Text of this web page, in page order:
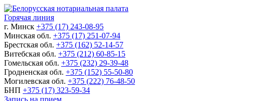
Горячая линия
г. Минск +375 (17) 243-08-95
Минская обл. +375 (17) 251-07-94
Брестская обл. +375 (162) 52-14-57
Витебская обл. +375 (212) 60-85-15
Гомельская обл. +375 (232) 29-39-48
Гродненская обл. +375 (152) 55-50-80
Могилевская обл. +375 (222) 76-48-50
БНП +375 (17) 323-59-34
Запись на прием